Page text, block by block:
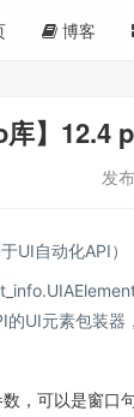
博客
库】
发
UI自动化API）
UI元素包装
，可以是窗口